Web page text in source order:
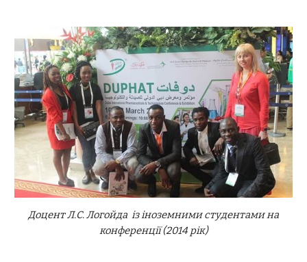
Доцент Л.С. Логойда із іноземними студентами на
конференції (2014 рік)